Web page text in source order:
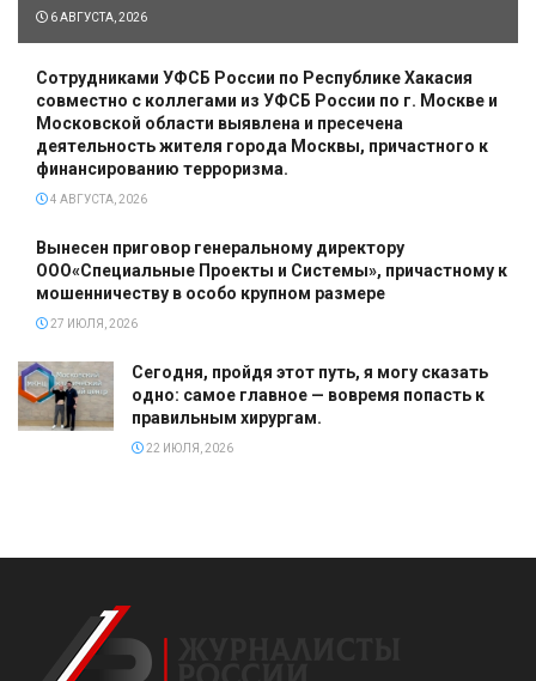
6 АВГУСТА, 2026
Сотрудниками УФСБ России по Республике Хакасия
совместно с коллегами из УФСБ России по г. Москве и
Московской области выявлена и пресечена
деятельность жителя города Москвы, причастного к
финансированию терроризма.
4 АВГУСТА, 2026
Вынесен приговор генеральному директору
ООО«Специальные Проекты и Системы», причастному к
мошенничеству в особо крупном размере
27 ИЮЛЯ, 2026
Сегодня, пройдя этот путь, я могу сказать
одно: самое главное — вовремя попасть к
правильным хирургам.
22 ИЮЛЯ, 2026